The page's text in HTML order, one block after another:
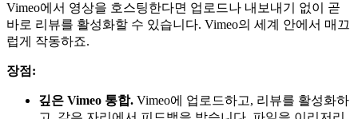
Vimeo에서 영상을 호스팅한다면 업로드나 내보내기 없이 곧
바로 리뷰를 활성화할 수 있습니다. Vimeo의 세계 안에서 매끄
럽게 작동하죠.
장점:
깊은 Vimeo 통합. Vimeo에 업로드하고, 리뷰를 활성화하